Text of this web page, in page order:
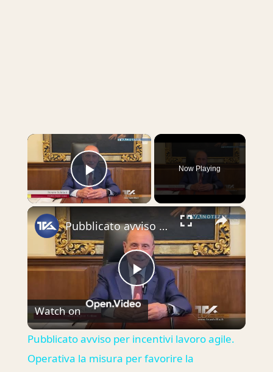
×
Play Video
Now Playing
×
Play
Video
Pubblicato avviso per incentivi lavoro agile. Operativa la misura per favorire la permanenza o il ri
Watch on
Pubblicato avviso per incentivi lavoro agile.
Operativa la misura per favorire la